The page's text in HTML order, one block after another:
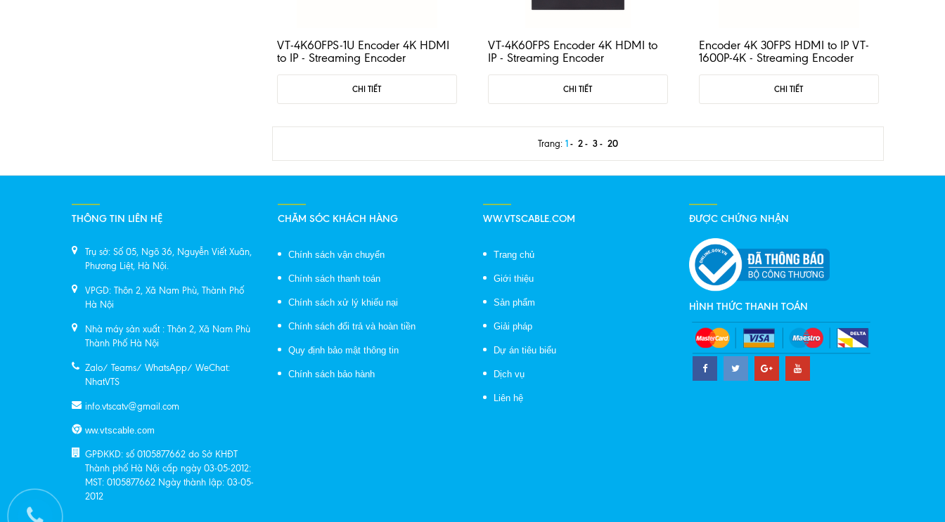
VT-4K60FPS-1U Encoder 4K HDMI
to IP - Streaming Encoder
CHI TIẾT
VT-4K60FPS Encoder 4K HDMI to
IP - Streaming Encoder
CHI TIẾT
Encoder 4K 30FPS HDMI to IP VT-
1600P-4K - Streaming Encoder
CHI TIẾT
Trang: 1 2 3 20
THÔNG TIN LIÊN HỆ
Trụ sở: Số 05, Ngõ 36, Nguyễn Viết Xuân,
Phương Liệt, Hà Nội.
VPGD: Thôn 2, Xã Nam Phù, Thành Phố
Hà Nội
Nhà máy sản xuất : Thôn 2, Xã Nam Phù
Thành Phố Hà Nội
Zalo/ Teams/ WhatsApp/ WeChat:
NhatVTS
info.vtscatv@gmail.com
ww.vtscable.com
GPĐKKD: số 0105877662 do Sở KHĐT
Thành phố Hà Nội cấp ngày 03-05-2012:
MST: 0105877662 Ngày thành lập: 03-05-
2012
CHĂM SÓC KHÁCH HÀNG
Chính sách vận chuyển
Chính sách thanh toán
Chính sách xử lý khiếu nại
Chính sách đổi trả và hoàn tiền
Quy định bảo mật thông tin
Chính sách bảo hành
WW.VTSCABLE.COM
Trang chủ
Giới thiệu
Sản phẩm
Giải pháp
Dự án tiêu biểu
Dịch vụ
Liên hệ
ĐƯỢC CHỨNG NHẬN
HÌNH THỨC THANH TOÁN